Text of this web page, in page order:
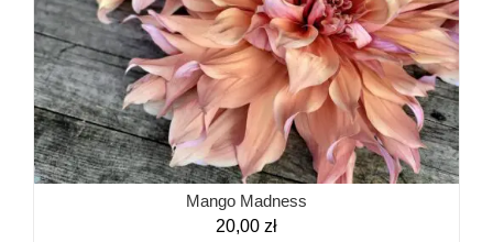
Mango Madness
20,00 zł